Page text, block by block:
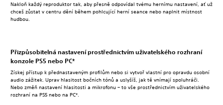
Nakloň každý reproduktor tak, aby přesně odpovídal tvému hernímu nastavení, ať už
chceš zůstat v centru dění během pohlcující herní seance nebo naplnit místnost
hudbou.
Přizpůsobitelná nastavení prostřednictvím uživatelského rozhraní
konzole PS5 nebo PC*
Získej přístup k přednastaveným profilům nebo si vytvoř vlastní pro opravdu osobní
audio zážitek. Uprav hlasitost bočních tónů a uslyšíš, jak tě vnímají spoluhráči.
Nebo změň nastavení hlasitosti a mikrofonu – to vše prostřednictvím uživatelského
rozhraní na PS5 nebo na PC*.